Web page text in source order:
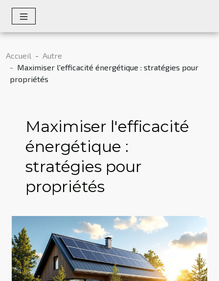
Accueil
Autre
Maximiser l'efficacité énergétique : stratégies pour
propriétés
Maximiser l'efficacité
énergétique :
stratégies pour
propriétés